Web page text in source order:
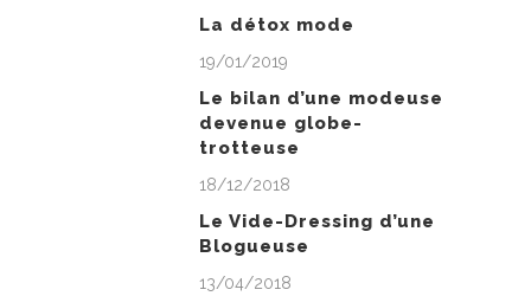
La détox mode
19/01/2019
Le bilan d’une modeuse
devenue globe-
trotteuse
18/12/2018
Le Vide-Dressing d’une
Blogueuse
13/04/2018